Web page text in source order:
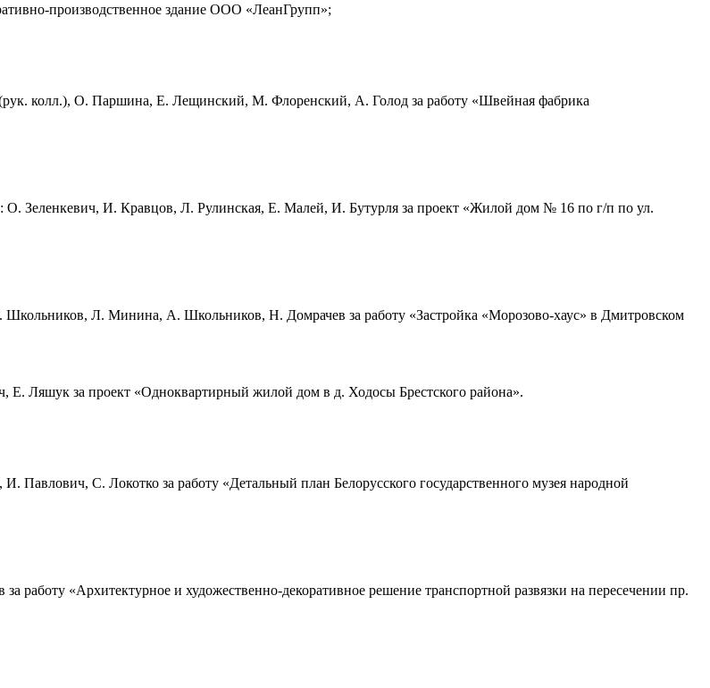
производственное здание ООО «ЛеанГрупп»;
колл.), О. Паршина, Е. Лещинский, М. Флоренский, А. Голод за работу «Швейная фабрика
О. Зеленкевич, И. Кравцов, Л. Рулинская, Е. Малей, И. Бутурля за проект «Жилой дом № 16 по г/п по ул.
Школьников, Л. Минина, А. Школьников, Н. Домрачев за работу «Застройка «Морозово-хаус» в Дмитровском
Е. Ляшук за проект «Одноквартирный жилой дом в д. Ходосы Брестского района».
И. Павлович, С. Локотко за работу «Детальный план Белорусского государственного музея народной
работу «Архитектурное и художественно-декоративное решение транспортной развязки на пересечении пр.